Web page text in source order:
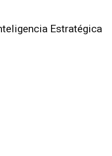
Estratégica